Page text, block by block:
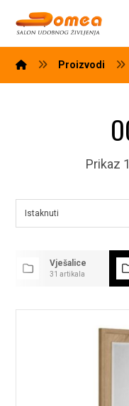
Proizvodi
Prikaz
Vješalice
31 artikala